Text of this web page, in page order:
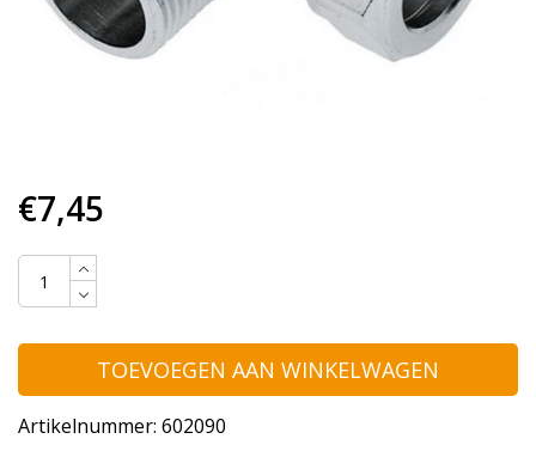
€7,45
TOEVOEGEN AAN WINKELWAGEN
Artikelnummer: 602090